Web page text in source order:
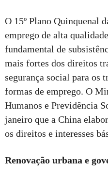
O 15º Plano Quinquenal
emprego de alta
fundamental de
mais fortes dos direitos
segurança social para os
formas de emprego. O
Humanos e Previdência
janeiro que a China
os direitos e interesses
Renovação urbana e